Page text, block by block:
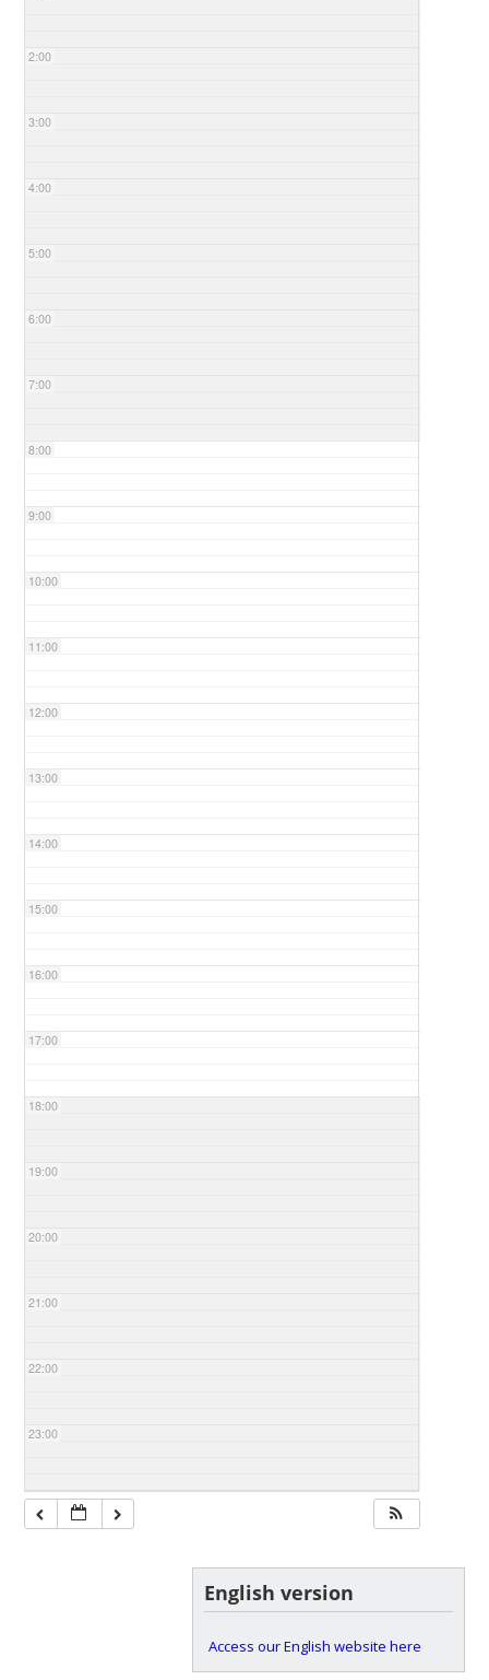
2:00
3:00
4:00
5:00
6:00
7:00
8:00
9:00
10:00
11:00
12:00
13:00
14:00
15:00
16:00
17:00
18:00
19:00
20:00
21:00
22:00
23:00
English version
Access our English website here